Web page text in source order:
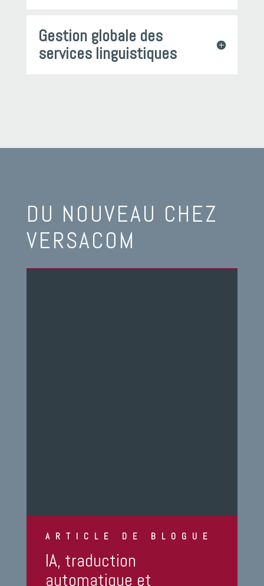
Gestion globale des
services linguistiques
DU NOUVEAU CHEZ
VERSACOM
ARTICLE DE BLOGUE
IA, traduction
automatique et